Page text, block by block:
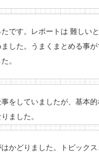
です。レポートは 難しい
した。うまくまとめる事
。
をしていましたが、基本
ました。
かどりました。トピック